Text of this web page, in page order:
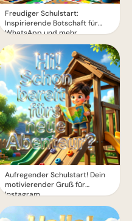
Freudiger Schulstart:
Inspirierende Botschaft für
WhatsApp und mehr
Aufregender Schulstart! Dein
motivierender Gruß für
Instagram